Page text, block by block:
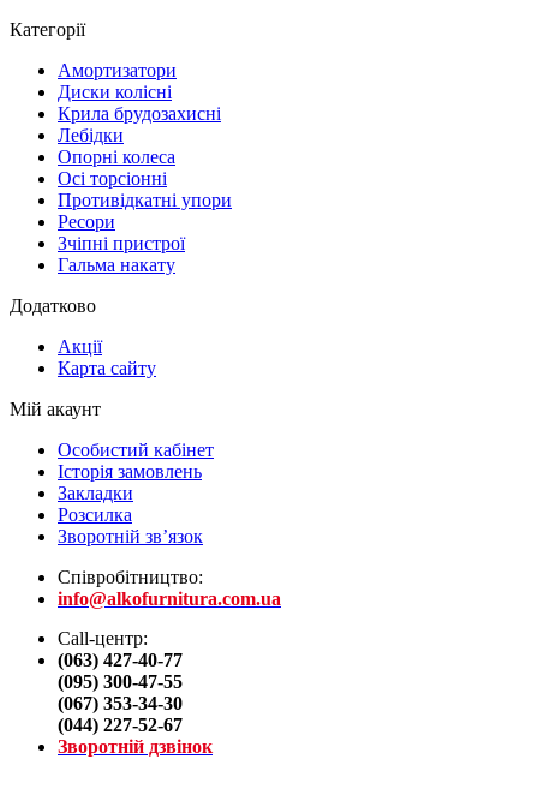
Категорії
Амортизатори
Диски колісні
Крила брудозахисні
Лебідки
Опорні колеса
Осі торсіонні
Противідкатні упори
Ресори
Зчіпні пристрої
Гальма накату
Додатково
Акції
Карта сайту
Мій акаунт
Особистий кабінет
Історія замовлень
Закладки
Розсилка
Зворотній зв’язок
Співробітництво:
info@alkofurnitura.com.ua
Call-центр:
(063) 427-40-77
(095) 300-47-55
(067) 353-34-30
(044) 227-52-67
Зворотній дзвінок